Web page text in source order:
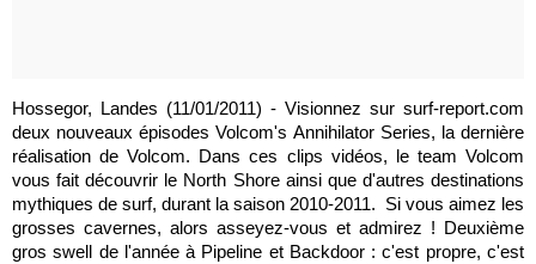
Hossegor, Landes (11/01/2011) - Visionnez sur surf-report.com
deux nouveaux épisodes Volcom's Annihilator Series, la dernière
réalisation de Volcom. Dans ces clips vidéos, le team Volcom
vous fait découvrir le North Shore ainsi que d'autres destinations
mythiques de surf, durant la saison 2010-2011. Si vous aimez les
grosses cavernes, alors asseyez-vous et admirez ! Deuxième
gros swell de l'année à Pipeline et Backdoor : c'est propre, c'est